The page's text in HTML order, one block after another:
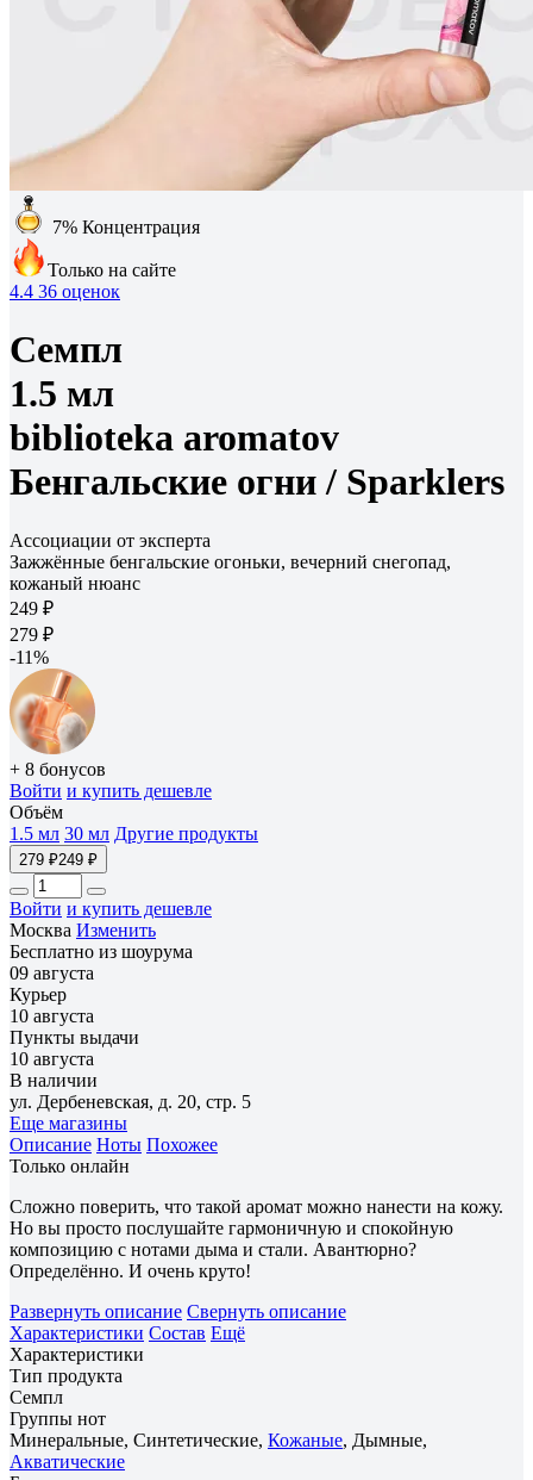
7% Концентрация
Только на сайте
4.4 36 оценок
Семпл
1.5 мл
biblioteka aromatov
Бенгальские огни / Sparklers
Ассоциации от эксперта
Зажжённые бенгальские огоньки, вечерний снегопад,
кожаный нюанс
249 ₽
279 ₽
-11%
+ 8 бонусов
Войти и купить дешевле
Объём
1.5 мл 30 мл Другие продукты
279 ₽249 ₽
Войти и купить дешевле
Москва Изменить
Бесплатно из шоурума
09 августа
Курьер
10 августа
Пункты выдачи
10 августа
В наличии
ул. Дербеневская, д. 20, стр. 5
Еще магазины
Описание Ноты Похожее
Только онлайн
Сложно поверить, что такой аромат можно нанести на кожу.
Но вы просто послушайте гармоничную и спокойную
композицию с нотами дыма и стали. Авантюрно?
Определённо. И очень круто!
Развернуть описание Свернуть описание
Характеристики Состав Ещё
Характеристики
Тип продукта
Семпл
Группы нот
Минеральные, Синтетические, Кожаные, Дымные,
Акватические